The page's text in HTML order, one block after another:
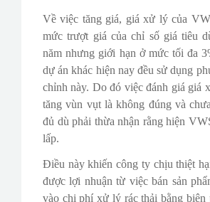
Về việc tăng giá, giá xử lý của
mức trượt giá của chỉ số giá tiêu
năm nhưng giới hạn ở mức tối đa
dự án khác hiện nay đều sử dụng
chỉnh này. Do đó việc đánh giá giá
tăng vùn vụt là không đúng và
đủ dù phải thừa nhận rằng hiện
lấp.
Điều này khiến công ty chịu thiệt
được lợi nhuận từ việc bán sản
vào chi phí xử lý rác thải bằng biện